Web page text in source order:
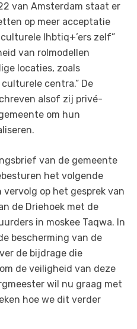
van Amsterdam staat er
op meer acceptatie
lhbtiq+’ers zelf”
van rolmodellen
locaties, zoals
centra.” De
alsof zij privé-
om hun
van de gemeente
het volgende
vervolg op het gesprek van
de Driehoek met de
in moskee Taqwa. In
bescherming van de
de bijdrage die
de veiligheid van deze
wil nu graag met
hoe we dit verder